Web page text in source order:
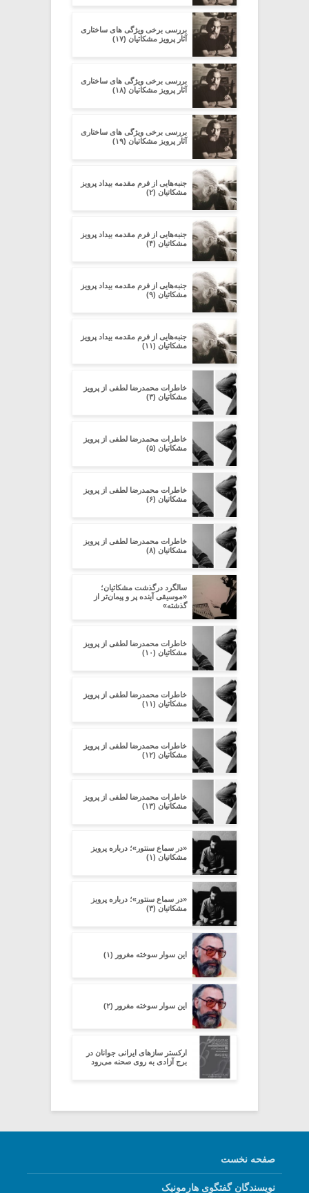
بررسی برخی ویژگی های ساختاری
آثار پرویز مشکاتیان (۱۷)
بررسی برخی ویژگی های ساختاری
آثار پرویز مشکاتیان (۱۸)
بررسی برخی ویژگی های ساختاری
آثار پرویز مشکاتیان (۱۹)
جنبه‌هایی از فرم مقدمه‌ بیداد پرویز
مشکاتیان (۲)
جنبه‌هایی از فرم مقدمه‌ بیداد پرویز
مشکاتیان (۴)
جنبه‌هایی از فرم مقدمه‌ بیداد پرویز
مشکاتیان (۹)
جنبه‌هایی از فرم مقدمه‌ بیداد پرویز
مشکاتیان (۱۱)
خاطرات محمدرضا لطفی از پرویز
مشکاتیان (۳)
خاطرات محمدرضا لطفی از پرویز
مشکاتیان (۵)
خاطرات محمدرضا لطفی از پرویز
مشکاتیان (۶)
خاطرات محمدرضا لطفی از پرویز
مشکاتیان (۸)
سالگرد درگذشت مشکاتیان؛
«موسیقی آینده پر‌ و پیمان‌تر از
گذشته»
خاطرات محمدرضا لطفی از پرویز
مشکاتیان (۱۰)
خاطرات محمدرضا لطفی از پرویز
مشکاتیان (۱۱)
خاطرات محمدرضا لطفی از پرویز
مشکاتیان (۱۲)
خاطرات محمدرضا لطفی از پرویز
مشکاتیان (۱۳)
«در سماع سنتور»؛ درباره پرویز
مشکاتیان (۱)
«در سماع سنتور»؛ درباره پرویز
مشکاتیان (۳)
این سوار سوخته مغرور (۱)
این سوار سوخته مغرور (۲)
ارکستر سازهای ایرانی جوانان در
برج آزادی به روی صحنه می‌رود
صفحه نخست
نویسندگان گفتگوی هارمونیک